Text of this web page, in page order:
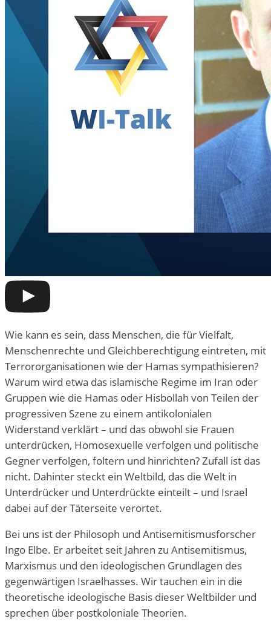
Wie kann es sein, dass Menschen, die für Vielfalt,
Menschenrechte und Gleichberechtigung eintreten, mit
Terrororganisationen wie der Hamas sympathisieren?
Warum wird etwa das islamische Regime im Iran oder
Gruppen wie die Hamas oder Hisbollah von Teilen der
progressiven Szene zu einem antikolonialen
Widerstand verklärt – und das obwohl sie Frauen
unterdrücken, Homosexuelle verfolgen und politische
Gegner verfolgen, foltern und hinrichten? Zufall ist das
nicht. Dahinter steckt ein Weltbild, das die Welt in
Unterdrücker und Unterdrückte einteilt – und Israel
dabei auf der Täterseite verortet.
Bei uns ist der Philosoph und Antisemitismusforscher
Ingo Elbe. Er arbeitet seit Jahren zu Antisemitismus,
Marxismus und den ideologischen Grundlagen des
gegenwärtigen Israelhasses. Wir tauchen ein in die
theoretische ideologische Basis dieser Weltbilder und
sprechen über postkoloniale Theorien.